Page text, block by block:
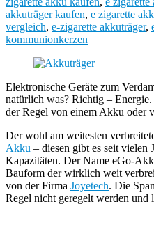
akkuträger kaufen, e zigarette
vergleich, e-zigarette akkuträger,
kommunionkerzen
Elektronische Geräte zum
natürlich was? Richtig –
der Regel von einem Akku oder
Der wohl am weitesten
Akku – diesen gibt es seit vielen
Kapazitäten. Der Name eGo-
Bauform der wirklich weit
von der Firma Joyetech. Die
Regel nicht geregelt werden und